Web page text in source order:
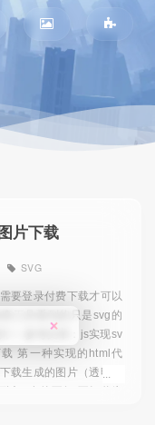
片下载
SVG
要登录付费下载才可以
查工具看到的只是svg的
！ 参考文章：js实现sv
第一种实现的html代
载生成的图片（透明背
❌